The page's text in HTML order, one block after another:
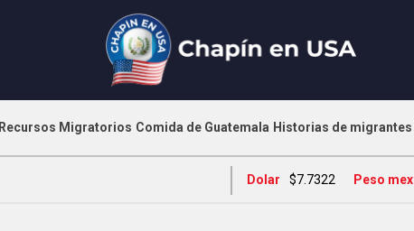
Recursos Migratorios Comida de Guatemala Historias de migrantes
Dolar $7.7322 Peso mex